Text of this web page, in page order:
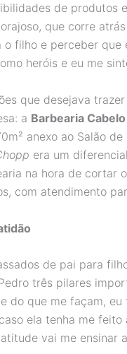
de produtos
que corre
o filho e perceber
heróis e eu me
que desejava
a Barbearia
anexo ao Salão
era um
na hora de cortar
com atendimento
de pai para
três pilares
do que me façam,
ela tenha me
vai me ensinar